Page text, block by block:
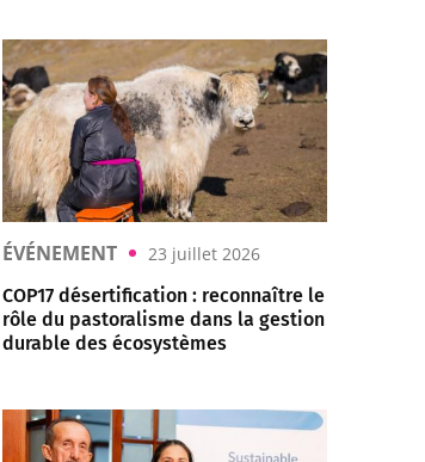
ÉVÉNEMENT
23 juillet 2026
COP17 désertification : reconnaître le
rôle du pastoralisme dans la gestion
durable des écosystèmes